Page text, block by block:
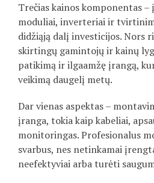
Trečias kainos komponentas –
moduliai, inverteriai ir
didžiąją dalį investicijos. Nors
skirtingų gamintojų ir kainų
patikimą ir ilgaamžę įrangą,
veikimą daugelį metų.
Dar vienas aspektas –
įranga, tokia kaip kabeliai,
monitoringas. Profesionalus
svarbus, nes netinkamai
neefektyviai arba turėti